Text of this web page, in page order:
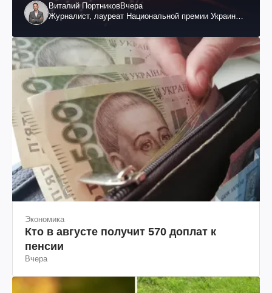
Виталий ПортниковВчера
Журналист, лауреат Национальной премии Украины
Экономика
Кто в августе получит 570 доплат к
пенсии
Вчера